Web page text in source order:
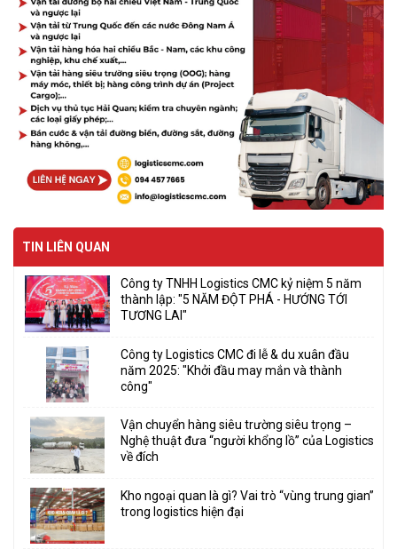
TIN LIÊN QUAN
Công ty TNHH Logistics CMC kỷ niệm 5 năm
thành lập: "5 NĂM ĐỘT PHÁ - HƯỚNG TỚI
TƯƠNG LAI"
Công ty Logistics CMC đi lễ & du xuân đầu
năm 2025: "Khởi đầu may mắn và thành
công"
Vận chuyển hàng siêu trường siêu trọng –
Nghệ thuật đưa “người khổng lồ” của Logistics
về đích
Kho ngoại quan là gì? Vai trò “vùng trung gian”
trong logistics hiện đại